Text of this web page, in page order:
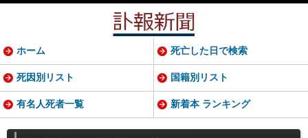
ホーム 死亡した日で検索
死因別リスト 国籍別リスト
有名人死者一覧 新着本 ランキング